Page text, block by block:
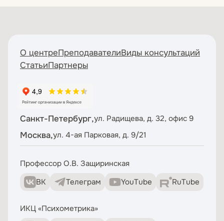
О центреПреподавателиВиды консультаций
СтатьиПартнеры
Санкт-Петербург,ул. Радищева, д. 32, офис 9
Москва,ул. 4-ая Парковая, д. 9/21
Профессор О.В. Защиринская
ВК
Телеграм YouTube RuTube
ИКЦ «Психометрика»